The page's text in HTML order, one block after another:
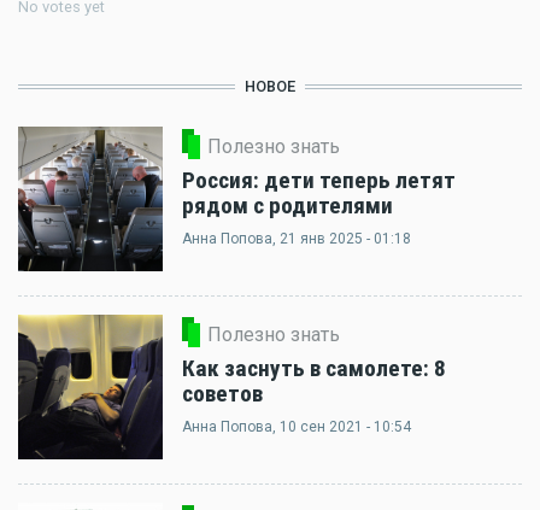
No votes yet
НОВОЕ
Полезно знать
Россия: дети теперь летят
рядом с родителями
Анна Попова, 21 янв 2025 - 01:18
Полезно знать
Как заснуть в самолете: 8
советов
Анна Попова, 10 сен 2021 - 10:54